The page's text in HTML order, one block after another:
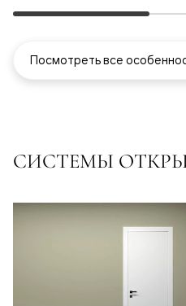
Посмотреть все
СИСТЕМЫ